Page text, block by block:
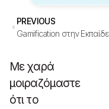
PREVIOUS
Με χαρά
μοιραζόμαστε
ότι το